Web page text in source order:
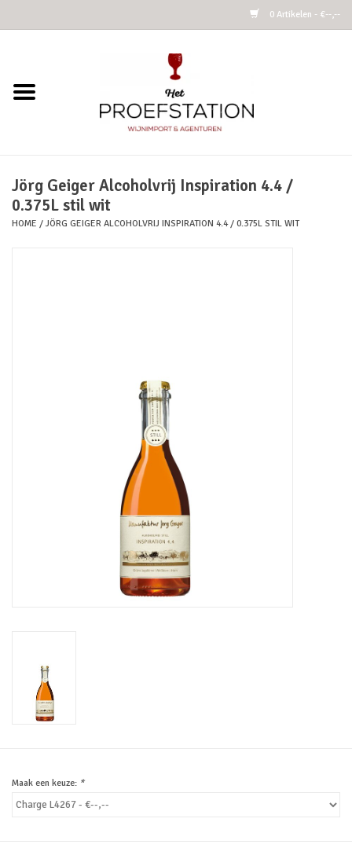
0 Artikelen - €--,--
Cider
Jörg Geiger Alcoholvrij Inspiration 4.4 /
0.375L stil wit
HOME / JÖRG GEIGER ALCOHOLVRIJ INSPIRATION 4.4 / 0.375L STIL WIT
Maak een keuze: *